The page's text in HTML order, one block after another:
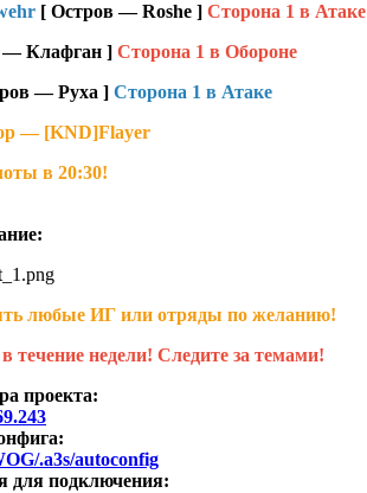
[ Остров — Roshe ] Сторона 1 в Атаке
— Клафган ] Cторона 1 в Обороне
— Руха ] Сторона 1 в Атаке
— [KND]Flayer
в 20:30!
любые ИГ или отряды по желанию!
недели! Следите за темами!
проекта:
.a3s/autoconfig
для подключения: